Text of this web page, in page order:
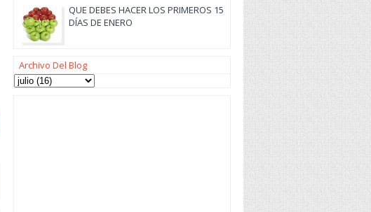
QUE DEBES HACER LOS PRIMEROS 15
DÍAS DE ENERO
Archivo Del Blog